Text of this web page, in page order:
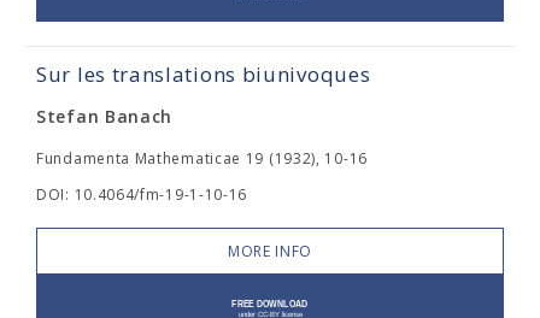
Sur les translations biunivoques
Stefan Banach
Fundamenta Mathematicae 19 (1932), 10-16
DOI: 10.4064/fm-19-1-10-16
MORE INFO